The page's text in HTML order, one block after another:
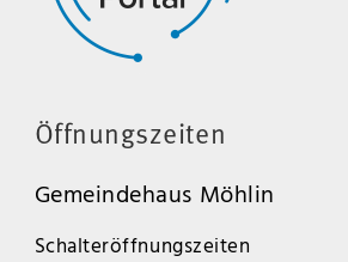
Öffnungszeiten
Gemeindehaus Möhlin
Schalteröffnungszeiten